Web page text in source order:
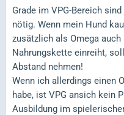
Grade im VPG-Bereich
nötig. Wenn mein Hund
zusätzlich als Omega
Nahrungskette einreiht,
Abstand nehmen!
Wenn ich allerdings einen
habe, ist VPG ansich kein
Ausbildung im